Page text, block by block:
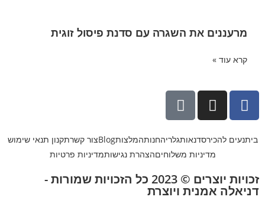
מרעננים את השגרה עם סדנת פיסול זוגית
קרא עוד »
ביתנעים להכירסדנאותגלריהחנותהמלצותBlogצור קשרתקנון תנאי שימוש
מדיניות משלוחיםהצהרת נגישותמדיניות פרטיות
זכויות יוצרים © 2023 כל הזכויות שמורות -
דניאלה אמנית ויוצרת